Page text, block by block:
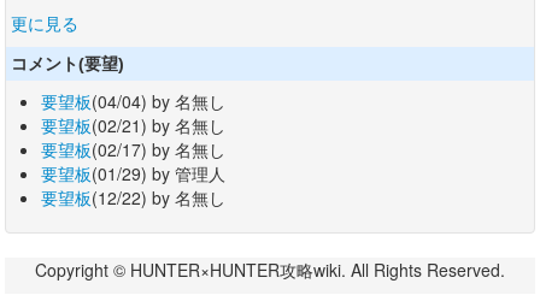
更に見る
コメント(要望)
要望板(04/04) by 名無し
要望板(02/21) by 名無し
要望板(02/17) by 名無し
要望板(01/29) by 管理人
要望板(12/22) by 名無し
Copyright © HUNTER×HUNTER攻略wiki. All Rights Reserved.